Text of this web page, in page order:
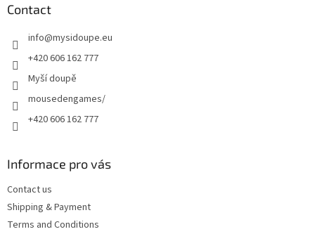
Contact
info@mysidoupe.eu
+420 606 162 777
Myší doupě
mousedengames/
+420 606 162 777
Informace pro vás
Contact us
Shipping & Payment
Terms and Conditions